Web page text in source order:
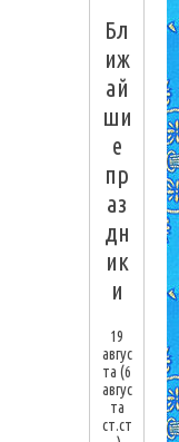
Бл
иж
ай
ши
е
пр
аз
дн
ик
и
19
авгус
та(6
авгус
та
ст.ст